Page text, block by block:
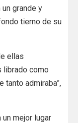
grande y
tierno de su
ellas
librado como
tanto admiraba”,
un mejor lugar